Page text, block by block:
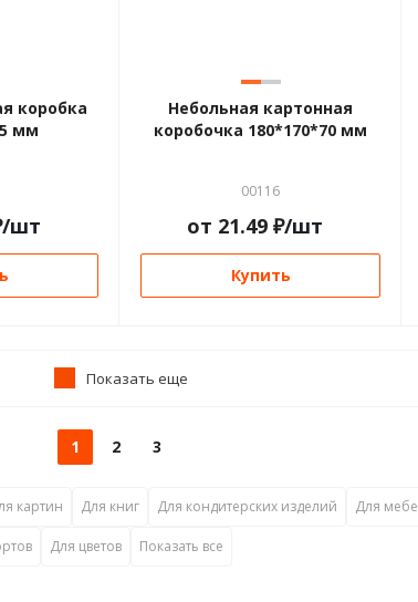
коробка
мм
/шт
Небольная картонная
коробочка 180*170*70 мм
00116
от 21.49 ₽/шт
Купить
Показать еще
1 2 3
картин Для книг Для кондитерских изделий Для
Для цветов Показать все